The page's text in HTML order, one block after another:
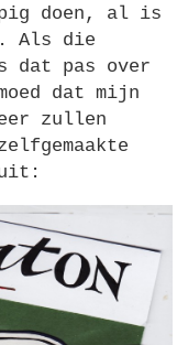
doen, al is
Als die
dat pas over
dat mijn
zullen